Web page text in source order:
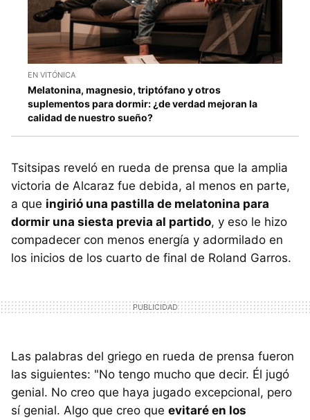
EN VITÓNICA
Melatonina, magnesio, triptófano y otros
suplementos para dormir: ¿de verdad mejoran la
calidad de nuestro sueño?
Tsitsipas reveló en rueda de prensa que la amplia
victoria de Alcaraz fue debida, al menos en parte,
a que ingirió una pastilla de melatonina para
dormir una siesta previa al partido, y eso le hizo
compadecer con menos energía y adormilado en
los inicios de los cuarto de final de Roland Garros.
Las palabras del griego en rueda de prensa fueron
las siguientes: "No tengo mucho que decir. Él jugó
genial. No creo que haya jugado excepcional, pero
sí genial. Algo que creo que evitaré en los